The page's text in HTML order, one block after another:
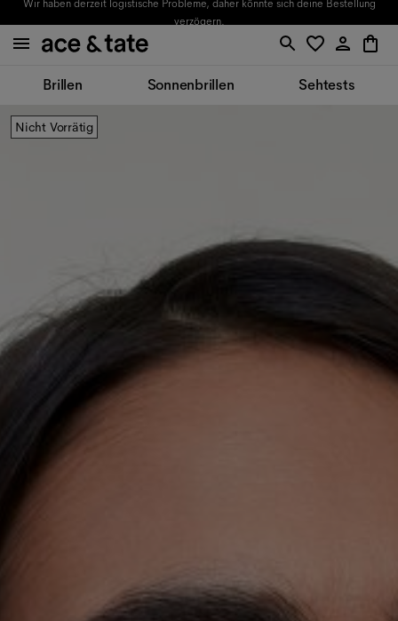
Wir haben derzeit logistische Probleme, daher könnte sich deine Bestellung
verzögern.
Brillen Sonnenbrillen Sehtests
Nicht Vorrätig